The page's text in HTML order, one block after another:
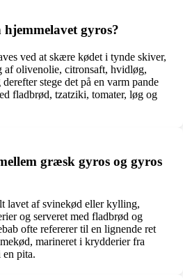
gyros?
ved at skære kødet i tynde skiver,
af olivenolie, citronsaft, hvidløg,
stege det på en varm pande
fladbrød, tzatziki, tomater, løg og
græsk gyros og gyros
lavet af svinekød eller kylling,
og serveret med fladbrød og
ofte refererer til en lignende ret
marineret i krydderier fra
en pita.